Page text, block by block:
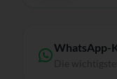
WhatsApp-